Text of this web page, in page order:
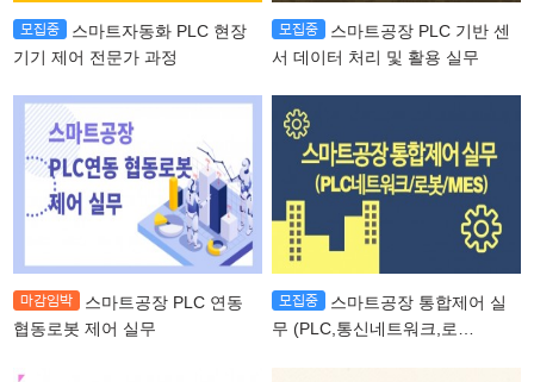
스마트자동화 PLC 현장
기기 제어 전문가 과정
스마트공장 PLC 기반 센
서 데이터 처리 및 활용 실무
스마트공장 PLC 연동
협동로봇 제어 실무
스마트공장 통합제어 실
무 (PLC,통신네트워크,로